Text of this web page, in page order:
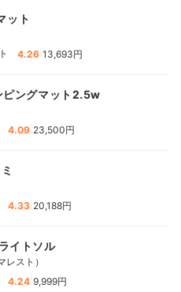
ット
4.26 13,693円
ングマット2.5w
4.09 23,500円
4.33 20,188円
イトソル
スト）
4.24 9,999円